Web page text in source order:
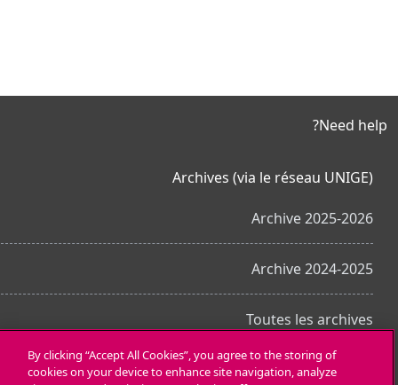
Need help?
Archives (via le réseau UNIGE)
Archive 2025-2026
Archive 2024-2025
Toutes les archives
By clicking “Accept All Cookies”, you agree to the storing of
cookies on your device to enhance site navigation, analyze